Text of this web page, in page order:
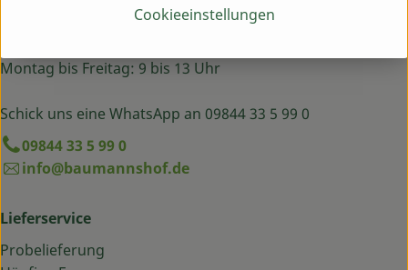
Montag bis Freitag: 9 bis 13 Uhr
Schick uns eine WhatsApp an 09844 33 5 99 0
09844 33 5 99 0
info@baumannshof.de
Lieferservice
Probelieferung
Cookieeinstellungen